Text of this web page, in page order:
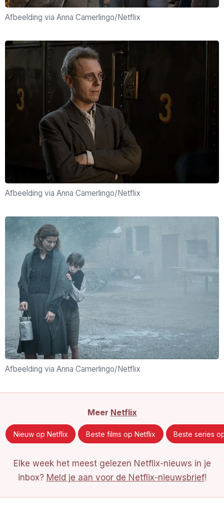
Afbeelding via Anna Camerlingo/Netflix
Afbeelding via Anna Camerlingo/Netflix
Afbeelding via Anna Camerlingo/Netflix
Meer Netflix
Nieuw op Netflix Beste films op Netflix Beste series
Elke week het meest gelezen Netflix-nieuws in je
inbox? Meld je aan voor de Netflix-nieuwsbrief!